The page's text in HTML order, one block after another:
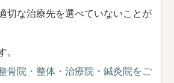
切な治療先を選べていないことが
。
骨院・整体・治療院・鍼灸院をご